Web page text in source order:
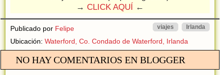
→ CLICK AQUÍ ←
Publicado por Felipe Irlanda
viajes
Ubicación: Waterford, Co. Condado de Waterford, Irlanda
NO HAY COMENTARIOS EN BLOGGER